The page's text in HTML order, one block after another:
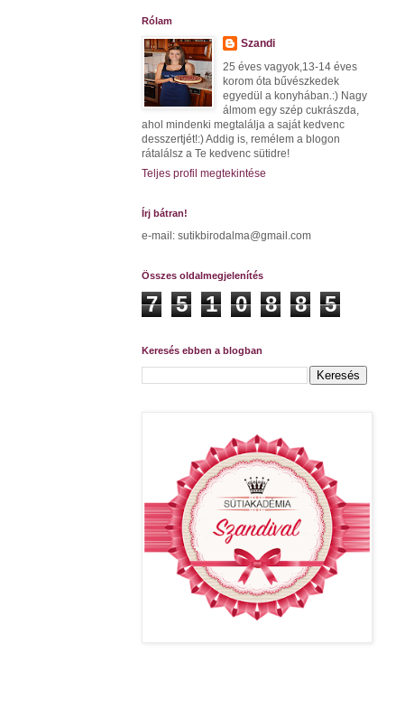
Rólam
Szandi
25 éves vagyok,13-14 éves
korom óta bűvészkedek
egyedül a konyhában.:) Nagy
álmom egy szép cukrászda,
ahol mindenki megtalálja a saját kedvenc
desszertjét!:) Addig is, remélem a blogon
rátalálsz a Te kedvenc sütidre!
Teljes profil megtekintése
Írj bátran!
e-mail: sutikbirodalma@gmail.com
Összes oldalmegjelenítés
7 5 1 0 8 8 5
Keresés ebben a blogban